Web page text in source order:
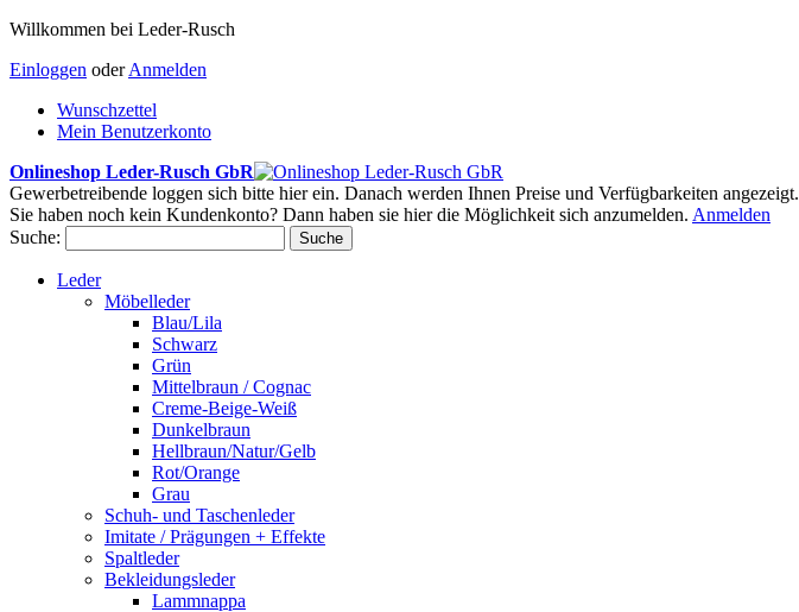
Willkommen bei Leder-Rusch
Einloggen oder Anmelden
Wunschzettel
Mein Benutzerkonto
Onlineshop Leder-Rusch GbR
Gewerbetreibende loggen sich bitte hier ein. Danach werden Ihnen Preise und Verfügbarkeiten angezeigt.
Sie haben noch kein Kundenkonto? Dann haben sie hier die Möglichkeit sich anzumelden. Anmelden
Suche:
Suche
Leder
Möbelleder
Blau/Lila
Schwarz
Grün
Mittelbraun / Cognac
Creme-Beige-Weiß
Dunkelbraun
Hellbraun/Natur/Gelb
Rot/Orange
Grau
Schuh- und Taschenleder
Imitate / Prägungen + Effekte
Spaltleder
Bekleidungsleder
Lammnappa